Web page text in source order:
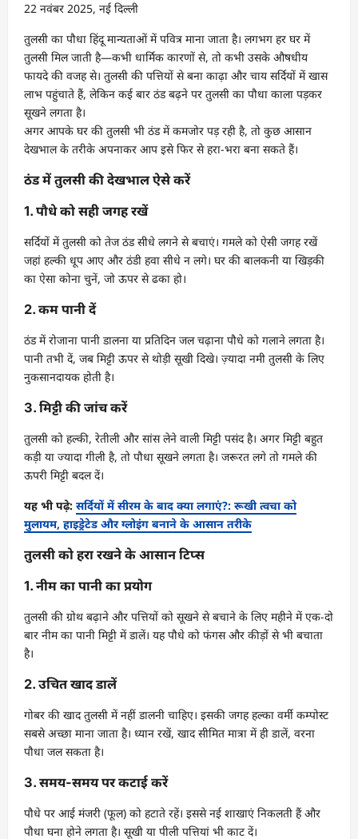
22 नवंबर 2025, नई दिल्ली
तुलसी का पौधा हिंदू मान्यताओं में पवित्र माना जाता है। लगभग हर घर में
तुलसी मिल जाती है—कभी धार्मिक कारणों से, तो कभी उसके औषधीय
फायदे की वजह से। तुलसी की पत्तियों से बना काढ़ा और चाय सर्दियों में खास
लाभ पहुंचाते हैं, लेकिन कई बार ठंड बढ़ने पर तुलसी का पौधा काला पड़कर
सूखने लगता है।
अगर आपके घर की तुलसी भी ठंड में कमजोर पड़ रही है, तो कुछ आसान
देखभाल के तरीके अपनाकर आप इसे फिर से हरा-भरा बना सकते हैं।
ठंड में तुलसी की देखभाल ऐसे करें
1. पौधे को सही जगह रखें
सर्दियों में तुलसी को तेज ठंड सीधे लगने से बचाएं। गमले को ऐसी जगह रखें
जहां हल्की धूप आए और ठंडी हवा सीधे न लगे। घर की बालकनी या खिड़की
का ऐसा कोना चुनें, जो ऊपर से ढका हो।
2. कम पानी दें
ठंड में रोजाना पानी डालना या प्रतिदिन जल चढ़ाना पौधे को गलाने लगता है।
पानी तभी दें, जब मिट्टी ऊपर से थोड़ी सूखी दिखे। ज़्यादा नमी तुलसी के लिए
नुकसानदायक होती है।
3. मिट्टी की जांच करें
तुलसी को हल्की, रेतीली और सांस लेने वाली मिट्टी पसंद है। अगर मिट्टी बहुत
कड़ी या ज्यादा गीली है, तो पौधा सूखने लगता है। जरूरत लगे तो गमले की
ऊपरी मिट्टी बदल दें।
यह भी पढ़े: सर्दियों में सीरम के बाद क्या लगाएं?: रूखी त्वचा को
मुलायम, हाइड्रेटेड और ग्लोइंग बनाने के आसान तरीके
तुलसी को हरा रखने के आसान टिप्स
1. नीम का पानी का प्रयोग
तुलसी की ग्रोथ बढ़ाने और पत्तियों को सूखने से बचाने के लिए महीने में एक-दो
बार नीम का पानी मिट्टी में डालें। यह पौधे को फंगस और कीड़ों से भी बचाता
है।
2. उचित खाद डालें
गोबर की खाद तुलसी में नहीं डालनी चाहिए। इसकी जगह हल्का वर्मी कम्पोस्ट
सबसे अच्छा माना जाता है। ध्यान रखें, खाद सीमित मात्रा में ही डालें, वरना
पौधा जल सकता है।
3. समय-समय पर कटाई करें
पौधे पर आई मंजरी (फूल) को हटाते रहें। इससे नई शाखाएं निकलती हैं और
पौधा घना होने लगता है। सूखी या पीली पत्तियां भी काट दें।